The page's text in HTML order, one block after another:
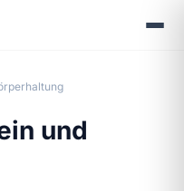
und